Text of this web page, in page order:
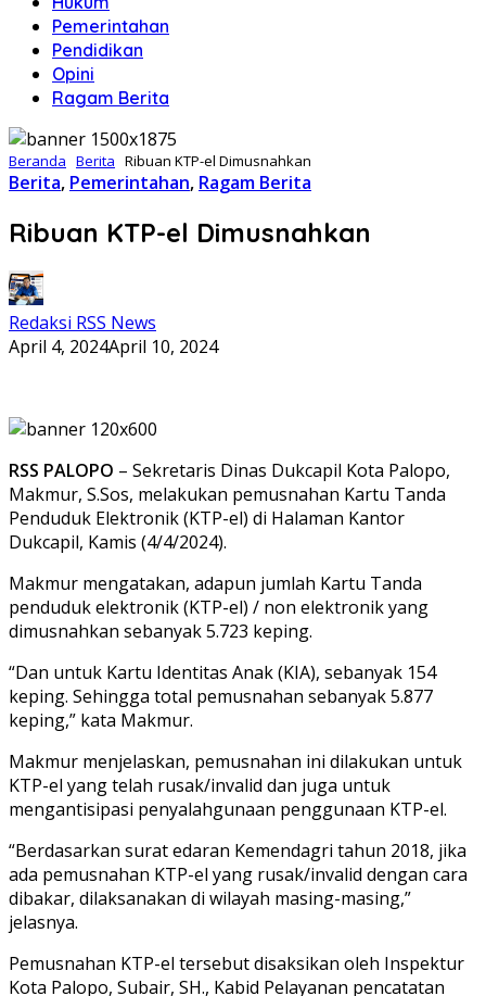
Pemerintahan
Pendidikan
Opini
Ragam Berita
Beranda Berita Ribuan KTP-el Dimusnahkan
Berita, Pemerintahan, Ragam Berita
Ribuan KTP-el Dimusnahkan
Redaksi RSS News
April 4, 2024April 10, 2024
RSS PALOPO – Sekretaris Dinas Dukcapil Kota Palopo,
Makmur, S.Sos, melakukan pemusnahan Kartu Tanda
Penduduk Elektronik (KTP-el) di Halaman Kantor
Dukcapil, Kamis (4/4/2024).
Makmur mengatakan, adapun jumlah Kartu Tanda
penduduk elektronik (KTP-el) / non elektronik yang
dimusnahkan sebanyak 5.723 keping.
“Dan untuk Kartu Identitas Anak (KIA), sebanyak 154
keping. Sehingga total pemusnahan sebanyak 5.877
keping,” kata Makmur.
Makmur menjelaskan, pemusnahan ini dilakukan untuk
KTP-el yang telah rusak/invalid dan juga untuk
mengantisipasi penyalahgunaan penggunaan KTP-el.
“Berdasarkan surat edaran Kemendagri tahun 2018, jika
ada pemusnahan KTP-el yang rusak/invalid dengan cara
dibakar, dilaksanakan di wilayah masing-masing,”
jelasnya.
Pemusnahan KTP-el tersebut disaksikan oleh Inspektur
Kota Palopo, Subair, SH., Kabid Pelayanan pencatatan